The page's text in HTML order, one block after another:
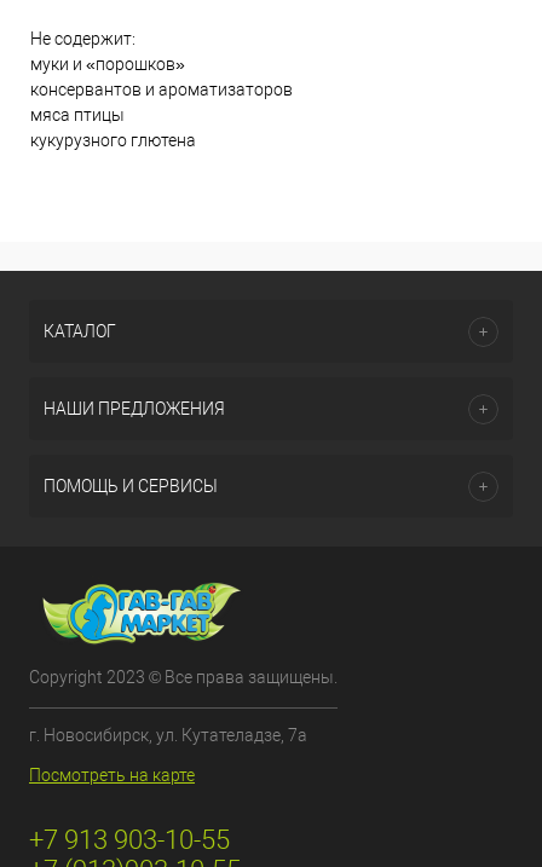
Не содержит:
муки и «порошков»
консервантов и ароматизаторов
мяса птицы
кукурузного глютена
КАТАЛОГ
НАШИ ПРЕДЛОЖЕНИЯ
ПОМОЩЬ И СЕРВИСЫ
Copyright 2023 © Все права защищены.
г. Новосибирск, ул. Кутателадзе, 7а
Посмотреть на карте
+7 913 903-10-55